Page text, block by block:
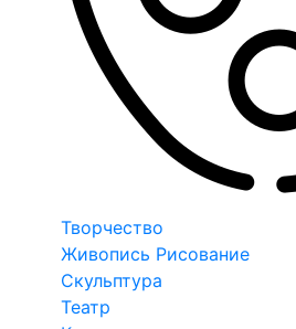
Творчество
Живопись Рисование
Скульптура
Театр